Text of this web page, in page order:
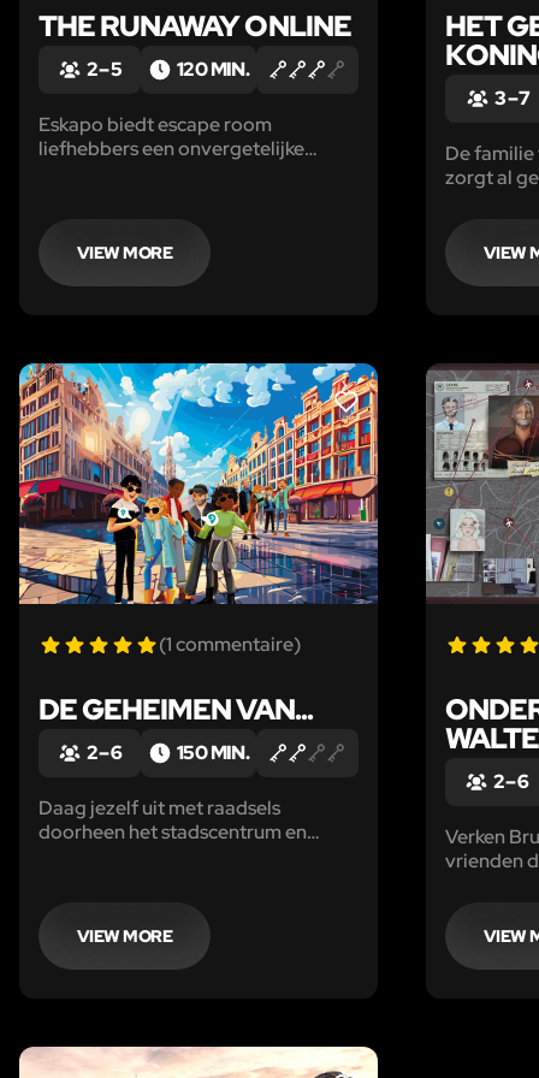
THE RUNAWAY ONLINE
2 – 5 120 MIN.
Eskapo biedt escape room
liefhebbers een onvergetelijke
je einddoel te bereiken!
VIEW MORE
HET
3 – 7
De familie
zorgt al
kan
steeds
VIEW
LIKE
(1 commentaire)
DE GEHEIMEN VAN...
2 – 6 150 MIN.
Daag jezelf uit met raadsels
doorheen het stadscentrum en
VIEW MORE
2 – 6
Verken
vrienden
Walter"
VIEW